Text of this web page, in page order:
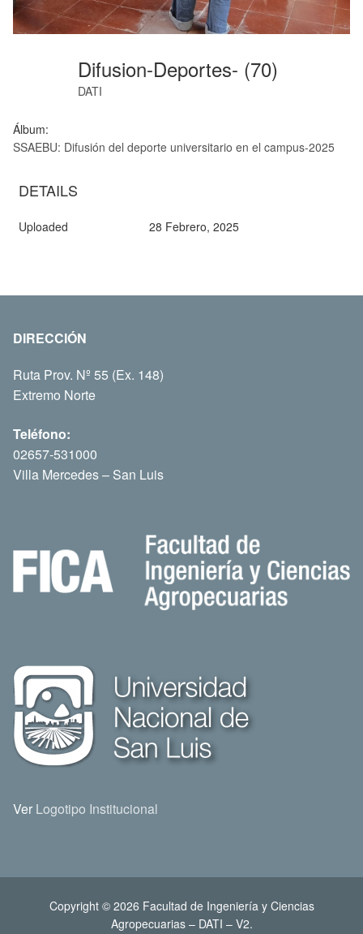
Difusion-Deportes- (70)
DATI
Álbum:
SSAEBU: Difusión del deporte universitario en el campus-2025
DETAILS
Uploaded 28 Febrero, 2025
DIRECCIÓN
Ruta Prov. Nº 55 (Ex. 148)
Extremo Norte
Teléfono:
02657-531000
Villa Mercedes – San Luis
Ver Logotipo Institucional
Copyright © 2026 Facultad de Ingeniería y Ciencias
Agropecuarias – DATI – V2.